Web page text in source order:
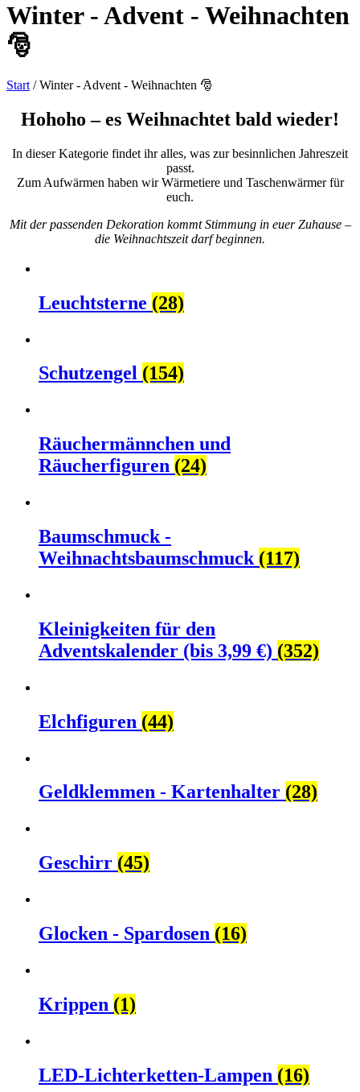
Winter - Advent - Weihnachten
🎅
Start / Winter - Advent - Weihnachten 🎅
Hohoho – es Weihnachtet bald wieder!
In dieser Kategorie findet ihr alles, was zur besinnlichen Jahreszeit
passt.
Zum Aufwärmen haben wir Wärmetiere und Taschenwärmer für
euch.
Mit der passenden Dekoration kommt Stimmung in euer Zuhause –
die Weihnachtszeit darf beginnen.
Leuchtsterne (28)
Schutzengel (154)
Räuchermännchen und
Räucherfiguren (24)
Baumschmuck -
Weihnachtsbaumschmuck (117)
Kleinigkeiten für den
Adventskalender (bis 3,99 €) (352)
Elchfiguren (44)
Geldklemmen - Kartenhalter (28)
Geschirr (45)
Glocken - Spardosen (16)
Krippen (1)
LED-Lichterketten-Lampen (16)